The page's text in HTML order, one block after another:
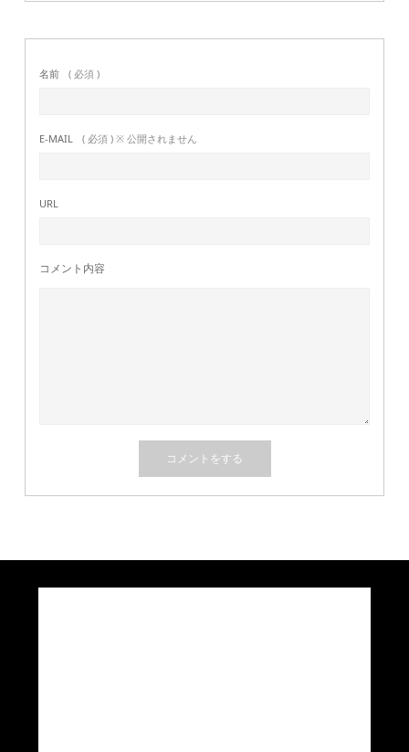
名前 ( 必須 )
E-MAIL ( 必須 ) ※ 公開されません
URL
コメント内容